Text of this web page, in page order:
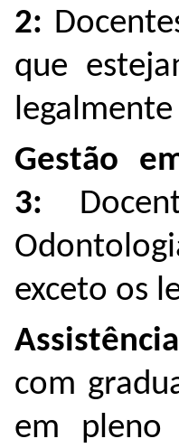
2:
que
Gestão
3:
exceto os
com
em pleno